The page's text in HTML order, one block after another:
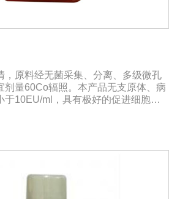
，原料经无菌采集、分离、多级微孔
剂量60Co辐照。本产品无支原体、病
于10EU/ml，具有极好的促进细胞增
克隆抗体的制备和疫苗的研制及生
中华人民共和国兽药典》2020版、
质量标准。规格：500ml/瓶保
8℃→ 室温），可减少沉淀的产生使